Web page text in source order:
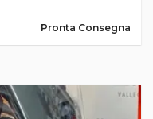
Pronta Consegna